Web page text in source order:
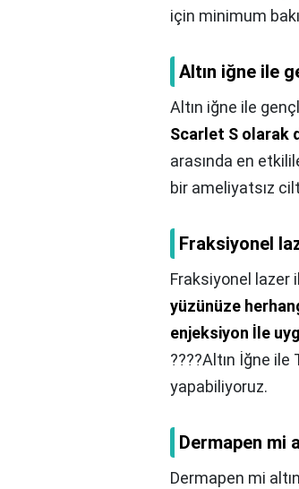
için minimum
Altın iğne ile
Altın iğne ile
Scarlet S olarak
arasında en
bir ameliyatsız
Fraksiyonel
Fraksiyonel lazer
yüzünüze
enjeksiyon İle
????Altın İğne ile
yapabiliyoruz.
Dermapen mi
Dermapen mi